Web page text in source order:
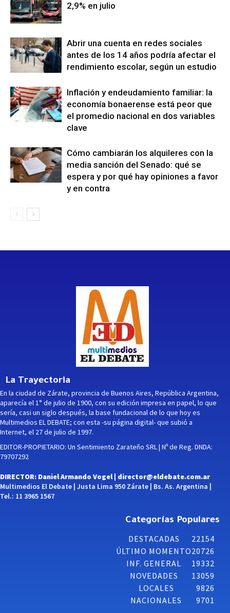
2,9% en julio
Abrir una cuenta en redes sociales
antes de los 14 años podría afectar el
rendimiento escolar, según un estudio
Inflación y endeudamiento familiar: la
economía bonaerense está peor que
el promedio nacional en dos variables
clave
Cómo cambiarán los alquileres con la
media sanción del Senado: qué se
espera y por qué hay opiniones a favor
y en contra
La Trayectoria
En la ciudad de Zárate, provincia de Buenos Aires, República Argentina,
aparecía el 1° de julio de 1900, con su edición impresa en papel, lo que
sería, casi un siglo después, la base fundacional de lo que hoy es
Multimedios EL DEBATE; con esta -su página digital- que subió a
Internet, el 27 de julio de 1997.
EDITOR-PROPIETARIO: Un Sentimiento Zarateño SRL | Nº de Reg. DNDA:
79707292
DIRECTOR: Daniel Armando Vogel | director@eldebate.com.ar
Multimedios El Debate | Justa Lima 950 Zárate | Bs. As. Argentina |
Tel.: 11 3965 1567
Categorías Populares
DESTACADAS
22154
ÚLTIMO MOMENTO20726
INF. GENERAL
19332
NOVEDADES
13059
LOCALES
9826
NACIONALES
9701